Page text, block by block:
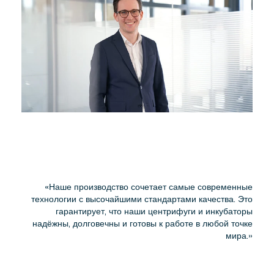
«Наше производство сочетает самые современные
технологии с высочайшими стандартами качества. Это
гарантирует, что наши центрифуги и инкубаторы
надёжны, долговечны и готовы к работе в любой точке
мира.»